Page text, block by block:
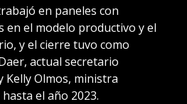
en paneles con
en el modelo productivo y el
y el cierre tuvo como
actual secretario
Kelly Olmos, ministra
el año 2023.